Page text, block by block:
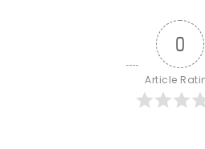
0
Article